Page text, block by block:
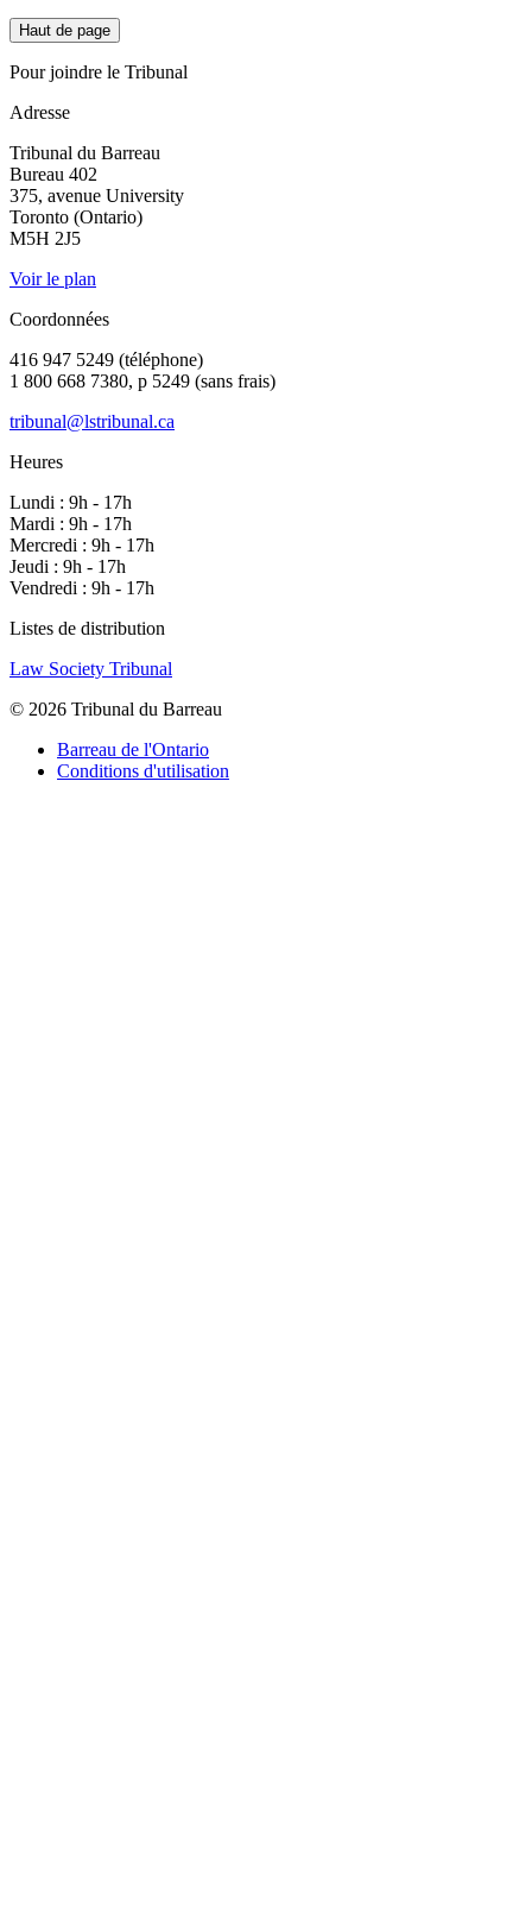
Haut de page
Pour joindre le Tribunal
Adresse
Tribunal du Barreau
Bureau 402
375, avenue University
Toronto (Ontario)
M5H 2J5
Voir le plan
Coordonnées
416 947 5249 (téléphone)
1 800 668 7380, p 5249 (sans frais)
tribunal@lstribunal.ca
Heures
Lundi : 9h - 17h
Mardi : 9h - 17h
Mercredi : 9h - 17h
Jeudi : 9h - 17h
Vendredi : 9h - 17h
Listes de distribution
Law Society Tribunal
© 2026 Tribunal du Barreau
Barreau de l'Ontario
Conditions d'utilisation